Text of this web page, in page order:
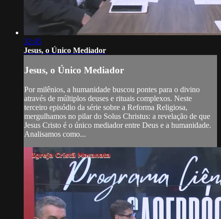
32:45
Jesus, o Único Mediador
Jesus, o Único Mediador
Por milênios, a humanidade buscou pontes para o divino
através de múltiplos deuses e rituais complexos. Neste
terceiro episódio da série sobre a Reforma Religiosa,
mergulhamos no pilar do Solus Christus: a revelação de que
Jesus Cristo é o único mediador entre Deus e a humanidade.
Analisamos como...